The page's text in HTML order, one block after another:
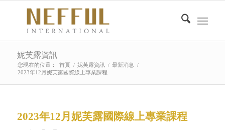
妮芙露資訊
您現在的位置： 首頁 / 妮芙露資訊 / 最新消息
/
2023年12月妮芙露國際線上專業課程
2023年12月妮芙露國際線上專業課程